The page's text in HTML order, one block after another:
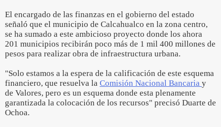
El encargado de las finanzas en el gobierno del estado
señaló que el municipio de Calcahualco en la zona centro,
se ha sumado a este ambicioso proyecto donde los ahora
201 municipios recibirán poco más de 1 mil 400 millones de
pesos para realizar obra de infraestructura urbana.
"Solo estamos a la espera de la calificación de este esquema
financiero, que resuelva la Comisión Nacional Bancaria y
de Valores, pero es un esquema donde esta plenamente
garantizada la colocación de los recursos" precisó Duarte de
Ochoa.